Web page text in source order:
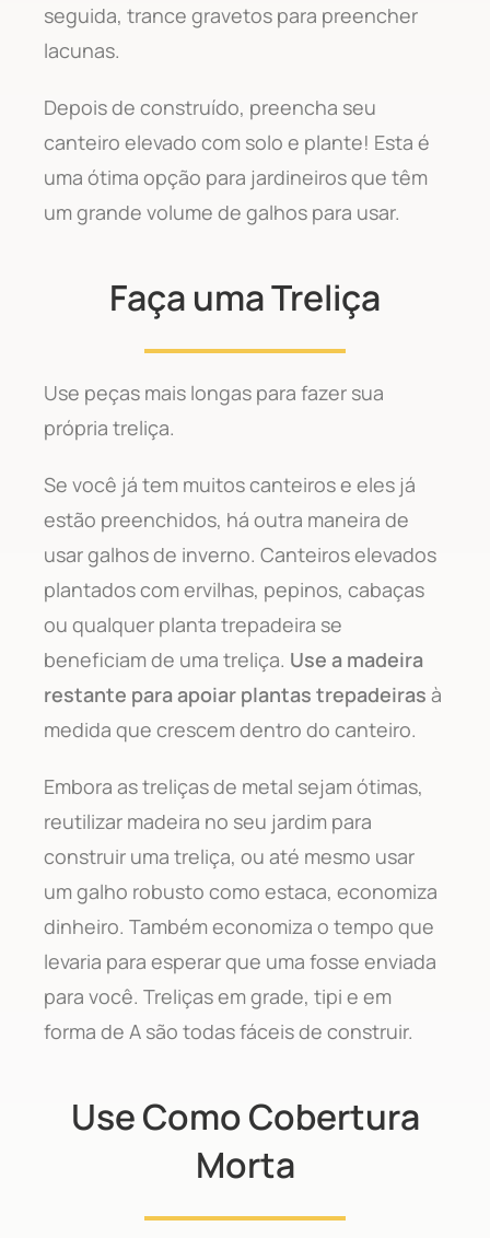
seguida, trance gravetos para preencher
lacunas.
Depois de construído, preencha seu
canteiro elevado com solo e plante! Esta é
uma ótima opção para jardineiros que têm
um grande volume de galhos para usar.
Faça uma Treliça
Use peças mais longas para fazer sua
própria treliça.
Se você já tem muitos canteiros e eles já
estão preenchidos, há outra maneira de
usar galhos de inverno. Canteiros elevados
plantados com ervilhas, pepinos, cabaças
ou qualquer planta trepadeira se
beneficiam de uma treliça. Use a madeira
restante para apoiar plantas trepadeiras à
medida que crescem dentro do canteiro.
Embora as treliças de metal sejam ótimas,
reutilizar madeira no seu jardim para
construir uma treliça, ou até mesmo usar
um galho robusto como estaca, economiza
dinheiro. Também economiza o tempo que
levaria para esperar que uma fosse enviada
para você. Treliças em grade, tipi e em
forma de A são todas fáceis de construir.
Use Como Cobertura
Morta